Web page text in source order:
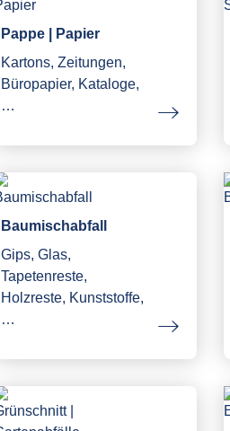
Pappe | Papier
Kartons, Zeitungen,
Büropapier, Kataloge,
…
Baumischabfall
Gips, Glas,
Tapetenreste,
Holzreste, Kunststoffe,
…